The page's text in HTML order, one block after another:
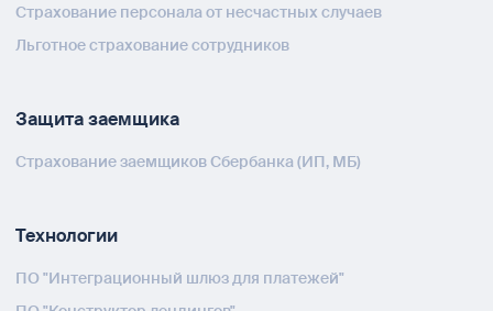
Страхование персонала от несчастных случаев
Льготное страхование сотрудников
Защита заемщика
Страхование заемщиков Сбербанка (ИП, МБ)
Технологии
ПО "Интеграционный шлюз для платежей"